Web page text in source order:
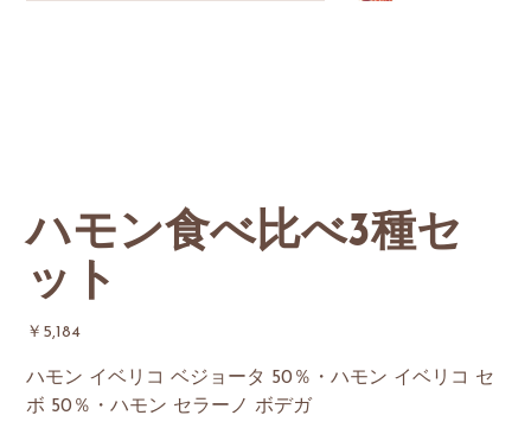
ハモン食べ比べ3種セ
ット
価
￥5,184
ハモン イベリコ ベジョータ 50％・ハモン イベリコ セ
ボ 50％・ハモン セラーノ ボデガ